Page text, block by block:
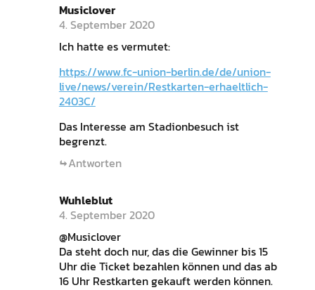
Musiclover
4. September 2020
Ich hatte es vermutet:
https://www.fc-union-berlin.de/de/union-
live/news/verein/Restkarten-erhaeltlich-
2403C/
Das Interesse am Stadionbesuch ist
begrenzt.
Antworten
Wuhleblut
4. September 2020
@Musiclover
Da steht doch nur, das die Gewinner bis 15
Uhr die Ticket bezahlen können und das ab
16 Uhr Restkarten gekauft werden können.